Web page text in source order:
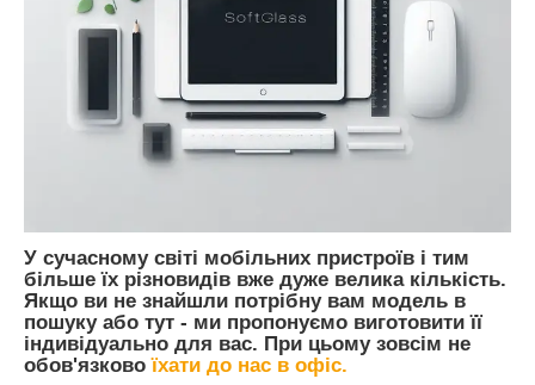
У сучасному світі мобільних пристроїв і тим
більше їх різновидів вже дуже велика кількість.
Якщо ви не знайшли потрібну вам модель в
пошуку або тут - ми пропонуємо виготовити її
індивідуально для вас. При цьому зовсім не
обов'язковоїхати до нас в офіс.